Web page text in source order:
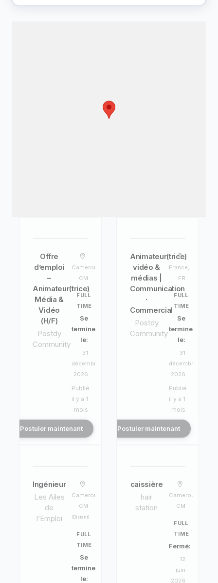
Offre
d’emploi
–
Animateur(trice)
Média &
Vidéo
(H/F)
Postdy
Community
Cameroun,
CM
FULL
TIME
Se
termine
le:
31
décembre
2026
Publié
il y a 1
mois
Postuler maintenant
Animateur(trice)
vidéo &
médias |
Communication
·
Commercial
Postdy
Community
France,
FR
FULL
TIME
Se
termine
le:
31
décembre
2026
Publié
il y a 1
mois
Postuler maintenant
Ingénieur
Les Ailes
de
l’Emploi
Cameroun,
CM
(Distant)
FULL
TIME
Se
termine
le:
caissière
hair
station
Cameroun,
CM
FULL
TIME
Fermé:
12
juin
2026